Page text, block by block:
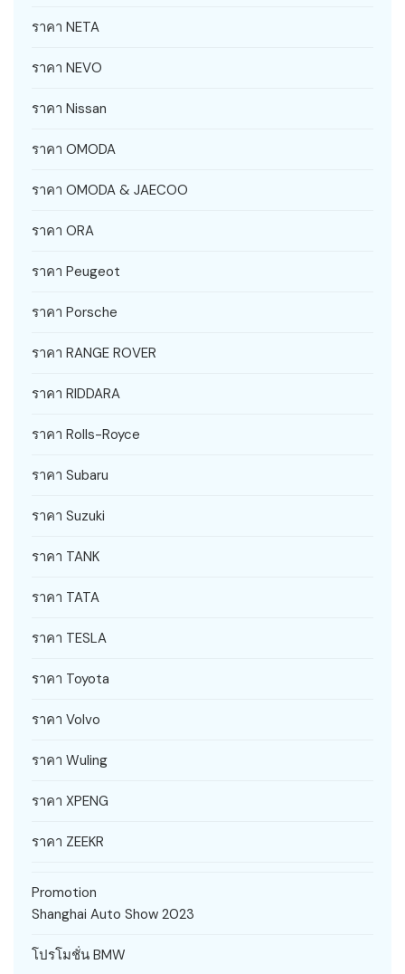
ราคา NETA
ราคา NEVO
ราคา Nissan
ราคา OMODA
ราคา OMODA & JAECOO
ราคา ORA
ราคา Peugeot
ราคา Porsche
ราคา RANGE ROVER
ราคา RIDDARA
ราคา Rolls-Royce
ราคา Subaru
ราคา Suzuki
ราคา TANK
ราคา TATA
ราคา TESLA
ราคา Toyota
ราคา Volvo
ราคา Wuling
ราคา XPENG
ราคา ZEEKR
Promotion
Shanghai Auto Show 2023
โปรโมชั่น BMW